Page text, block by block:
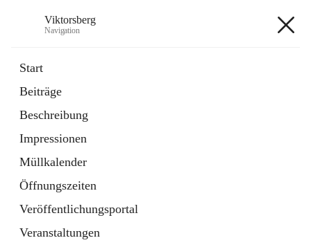
Viktorsberg
Navigation
Start
Beiträge
Beschreibung
Impressionen
Müllkalender
Öffnungszeiten
Veröffentlichungsportal
Veranstaltungen
1 Schnellzugriff
Bürgerservice
10 Schnellzugriffe